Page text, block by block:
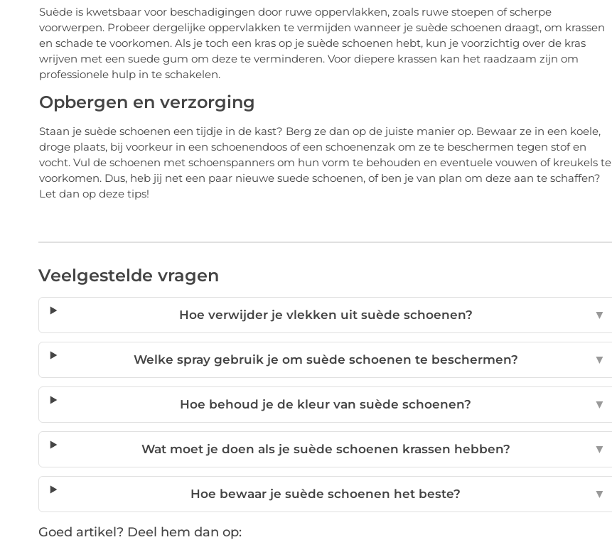
Suède is kwetsbaar voor beschadigingen door ruwe oppervlakken, zoals ruwe stoepen of scherpe
voorwerpen. Probeer dergelijke oppervlakken te vermijden wanneer je suède schoenen draagt, om krassen
en schade te voorkomen. Als je toch een kras op je suède schoenen hebt, kun je voorzichtig over de kras
wrijven met een suede gum om deze te verminderen. Voor diepere krassen kan het raadzaam zijn om
professionele hulp in te schakelen.
Opbergen en verzorging
Staan je suède schoenen een tijdje in de kast? Berg ze dan op de juiste manier op. Bewaar ze in een koele,
droge plaats, bij voorkeur in een schoenendoos of een schoenenzak om ze te beschermen tegen stof en
vocht. Vul de schoenen met schoenspanners om hun vorm te behouden en eventuele vouwen of kreukels te
voorkomen. Dus, heb jij net een paar nieuwe suede schoenen, of ben je van plan om deze aan te schaffen?
Let dan op deze tips!
Veelgestelde vragen
Hoe verwijder je vlekken uit suède schoenen? ▼
Welke spray gebruik je om suède schoenen te beschermen? ▼
Hoe behoud je de kleur van suède schoenen? ▼
Wat moet je doen als je suède schoenen krassen hebben? ▼
Hoe bewaar je suède schoenen het beste? ▼
Goed artikel? Deel hem dan op: